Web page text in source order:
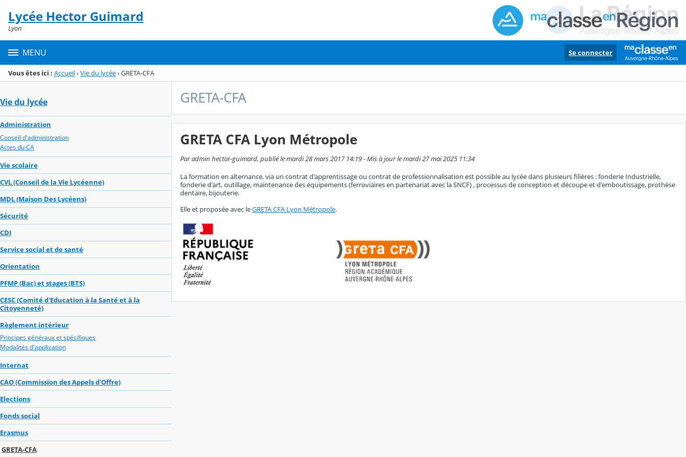
Menu de la rubrique
Contenu
Lycée Hector Guimard
Lyon
MENU Se connecter
Vous êtes ici : Accueil›Vie du lycée›GRETA-CFA
Vie du lycée
Administration
Conseil d'administration
Actes du CA
Vie scolaire
CVL (Conseil de la Vie Lycéenne)
MDL (Maison Des Lycéens)
Sécurité
CDI
Service social et de santé
Orientation
PFMP (Bac) et stages (BTS)
CESC (Comité d'Education à la Santé et à la
Citoyenneté)
Règlement intérieur
Principes généraux et spécifiques
Modalités d'application
Internat
CAO (Commission des Appels d'Offre)
Elections
Fonds social
Erasmus
GRETA-CFA
GRETA-CFA
GRETA CFA Lyon Métropole
Par admin hector-guimard, publié le mardi 28 mars 2017 14:19 - Mis à jour le mardi 27 mai 2025 11:34
La formation en alternance, via un contrat d'apprentissage ou contrat de professionnalisation est possible au lycée dans plusieurs filières : fonderie Industrielle,
fonderie d'art, outillage, maintenance des équipements (ferroviaires en partenariat avec la SNCF) , processus de conception et découpe et d'emboutissage, prothèse
dentaire, bijouterie.
Elle et proposée avec leGRETA CFA Lyon Métropole.